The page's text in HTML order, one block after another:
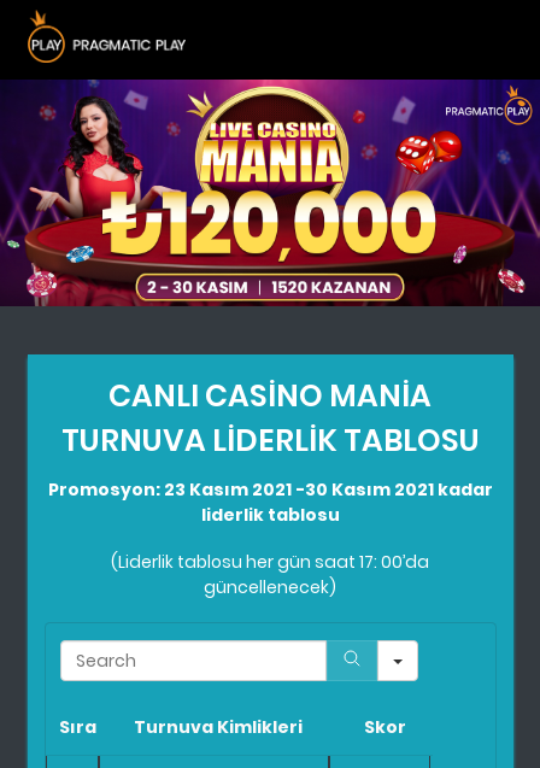
CANLI CASINO MANIA
TURNUVA LIDERLIK TABLOSU
Promosyon: 23 Kasım 2021 -30 Kasım 2021 kadar
liderlik tablosu
(Liderlik tablosu her gün saat 17: 00’da
güncellenecek)
Search
Sıra Turnuva Kimlikleri Skor